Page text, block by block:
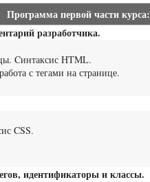
Программа первой части курса:
разработчика.
Cинтаксис HTML.
с тегами на странице.
CSS.
идентификаторы и классы.